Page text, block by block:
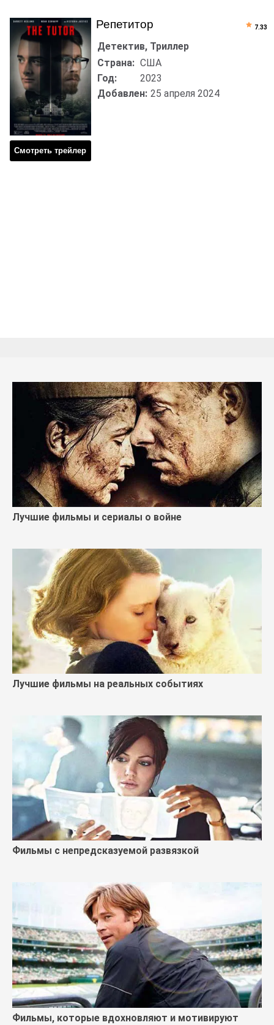
Репетитор
Смотреть трейлер
Детектив, Триллер
Страна: США
Год:
2023
Добавлен: 25 апреля 2024
7.33
Лучшие фильмы и сериалы о войне
Лучшие фильмы на реальных событиях
Фильмы с непредсказуемой развязкой
Фильмы, которые вдохновляют и мотивируют